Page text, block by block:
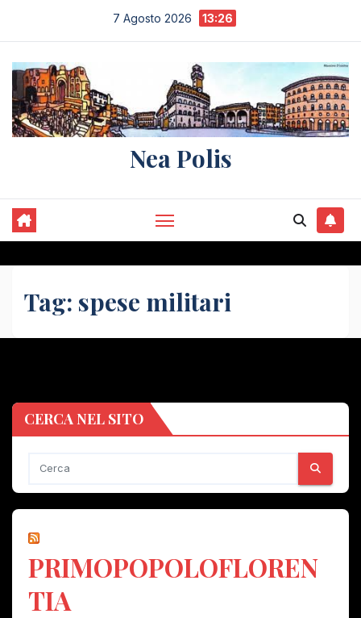
contenuto
7 Agosto 2026 13:26
Nea Polis
Tag: spese militari
CERCA NEL SITO
PRIMOPOPOLOFLOREN
TIA